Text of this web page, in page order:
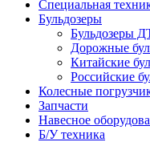
Специальная
Бульдозеры
Бульдозеры
Дорожные
Китайские
Российские
Колесные
Запчасти
Навесное
Б/У техника